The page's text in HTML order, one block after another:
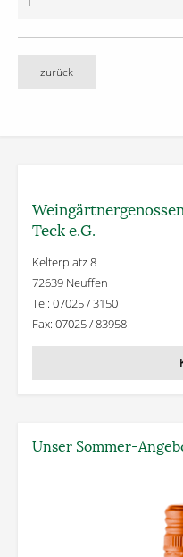
zurück
Teck e.G.
Kelterplatz 8
72639 Neuffen
Tel: 07025 / 3150
Fax: 07025 / 83958
Unser Sommer-